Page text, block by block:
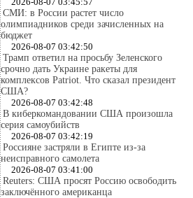
СМИ: в России растет число
олимпиадников среди зачисленных на
бюджет
2026-08-07 03:42:50
Трамп ответил на просьбу Зеленского
срочно дать Украине ракеты для
комплексов Patriot. Что сказал президент
США?
2026-08-07 03:42:48
В киберкомандовании США произошла
серия самоубийств
2026-08-07 03:42:19
Россияне застряли в Египте из-за
неисправного самолета
2026-08-07 03:41:00
Reuters: США просят Россию освободить
заключённого американца